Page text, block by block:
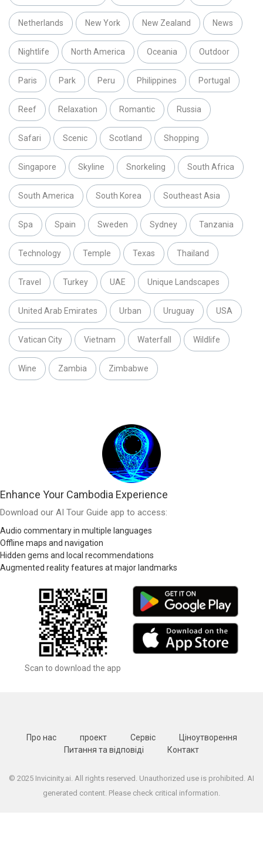
Netherlands New York New Zealand News
Nightlife North America Oceania Outdoor
Paris Park Peru Philippines Portugal
Reef Relaxation Romantic Russia
Safari Scenic Scotland Shopping
Singapore Skyline Snorkeling South Africa
South America South Korea Southeast Asia
Spa Spain Sweden Sydney Tanzania
Technology Temple Texas Thailand
Travel Turkey UAE Unique Landscapes
United Arab Emirates Urban Uruguay USA
Vatican City Vietnam Waterfall Wildlife
Wine Zambia Zimbabwe
Enhance Your Cambodia Experience
Download our AI Tour Guide app to access:
Audio commentary in multiple languages
Offline maps and navigation
Hidden gems and local recommendations
Augmented reality features at major landmarks
Scan to download the app
Про нас проект Сервіс
Ціноутворення
Питання та відповіді
Контакт
© 2025 Invicinity.ai. All rights reserved. Unauthorized use is prohibited. AI
generated content. Please check critical information.